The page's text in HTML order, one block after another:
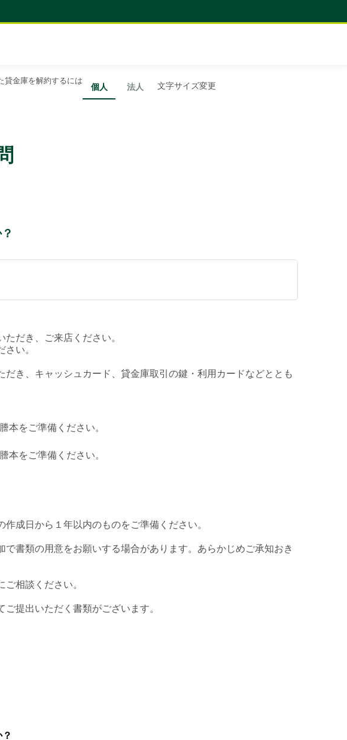
個人 法人 文字サイズ変更
貸金庫を解約するには
だき、ご来店ください。
い。
き、キャッシュカード、貸金庫取引の鍵・利用カードなどととも
本をご準備ください。
本をご準備ください。
成日から１年以内のものをご準備ください。
書類の用意をお願いする場合があります。あらかじめご承知おき
相談ください。
提出いただく書類がございます。